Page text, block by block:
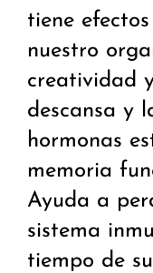
tiene
nuestro
creatividad
descansa y
hormonas
memoria
Ayuda a
sistema
tiempo de